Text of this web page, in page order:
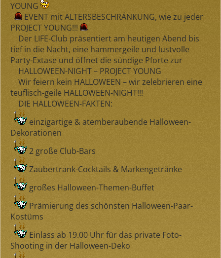
YOUNG
EVENT mit ALTERSBESCHRÄNKUNG, wie zu jeder
PROJECT YOUNG!!!
Der LIFE-Club präsentiert am heutigen Abend bis
tief in die Nacht, eine hammergeile und lustvolle
Party-Extase und öffnet die sündige Pforte zur
HALLOWEEN-NIGHT – PROJECT YOUNG
Wir feiern kein HALLOWEEN – wir zelebrieren eine
teuflisch-geile HALLOWEEN-NIGHT!!!
DIE HALLOWEEN-FAKTEN:
einzigartige & atemberaubende Halloween-
Dekorationen
2 große Club-Bars
Zaubertrank-Cocktails & Markengetränke
großes Halloween-Themen-Buffet
Prämierung des schönsten Halloween-Paar-
Kostüms
Einlass ab 19.00 Uhr für das private Foto-
Shooting in der Halloween-Deko